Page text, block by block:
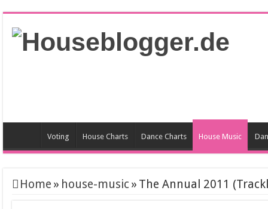
Voting House Charts Dance Charts House Music
Home » house-music » The Annual 2011